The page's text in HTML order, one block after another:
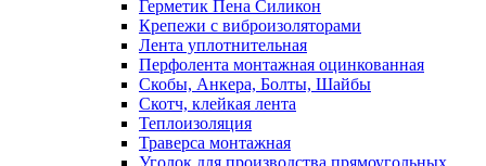
Герметик Пена Силикон
Крепежи с виброизоляторами
Лента уплотнительная
Перфолента монтажная оцинкованная
Скобы, Анкера, Болты, Шайбы
Скотч, клейкая лента
Теплоизоляция
Траверса монтажная
Уголок для производства прямоугольных